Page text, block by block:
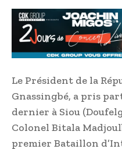
Le Président de la
Gnassingbé, a pris
dernier à Siou
Colonel Bitala
premier Bataillon